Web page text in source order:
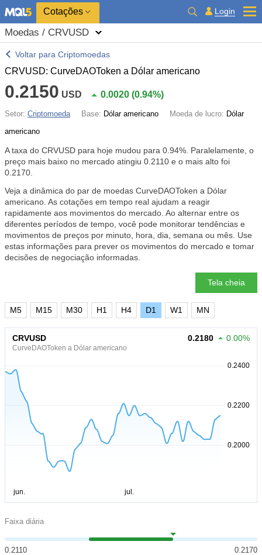
Cotações Login
Moedas / CRVUSD
Voltar para Criptomoedas
CRVUSD: CurveDAOToken a Dólar americano
0.2150 USD 0.0020 (0.94%)
Setor: Criptomoeda Base: Dólar americano Moeda de lucro: Dólar
americano
A taxa do CRVUSD para hoje mudou para 0.94% . Paralelamente, o
preço mais baixo no mercado atingiu 0.2110 e o mais alto foi
0.2170.
Veja a dinâmica do par de moedas CurveDAOToken a Dólar
americano. As cotações em tempo real ajudam a reagir
rapidamente aos movimentos do mercado. Ao alternar entre os
diferentes períodos de tempo, você pode monitorar tendências e
movimentos de preços por minuto, hora, dia, semana ou mês. Use
estas informações para prever os movimentos do mercado e tomar
decisões de negociação informadas.
Tela cheia
M5 M15 M30 H1 H4 D1 W1 MN
CRVUSD
CurveDAOToken a Dólar americano
0.2180 0.00%
Faixa diária
0.2110 0.2170